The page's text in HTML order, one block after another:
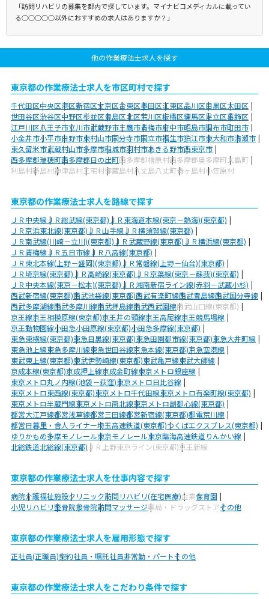
「訪問リハビリの募集を都内で探しています。マイナビコメディカルに載ってい
る○○○○○以外におすすめの求人はありますか？」
他の作業療法士求人を探す
東京都の作業療法士求人を市区町村で探す
千代田区中央区港区新宿区文京区台東区墨田区江東区品川区目黒区大田区
世田谷区渋谷区中野区杉並区豊島区北区荒川区板橋区練馬区足立区葛飾区
江戸川区八王子市立川市武蔵野市三鷹市青梅市府中市昭島市調布市町田市
小金井市小平市日野市東村山市国分寺市国立市福生市狛江市東大和市清瀬市
東久留米市武蔵村山市多摩市稲城市羽村市あきる野市西東京市
西多摩郡瑞穂町西多摩郡日の出町西多摩郡檜原村西多摩郡奥多摩町大島町
利島村新島村神津島村三宅村御蔵島村八丈島八丈町青ヶ島村小笠原村
東京都の作業療法士求人を路線で探す
ＪＲ中央線ＪＲ総武線(東京都)ＪＲ東海道本線(東京－熱海)(東京都)
ＪＲ京浜東北線(東京都)ＪＲ山手線ＪＲ横須賀線(東京都)
ＪＲ南武線(川崎－立川)(東京都)ＪＲ武蔵野線(東京都)ＪＲ横浜線(東京都)
ＪＲ青梅線ＪＲ五日市線ＪＲ八高線(東京都)
ＪＲ東北本線(上野－盛岡)(東京都)ＪＲ常磐線(上野－仙台)(東京都)
ＪＲ埼京線(東京都)ＪＲ高崎線(東京都)ＪＲ京葉線(東京－蘇我)(東京都)
ＪＲ中央本線(東京－松本)(東京都)ＪＲ湘南新宿ライン線(赤羽－武蔵小杉)
西武新宿線(東京都)西武池袋線(東京都)西武有楽町線西武豊島線西武国分寺線
西武多摩湖線西武多摩川線西武拝島線西武西武園線西武山口線(東京都)
京王線京王相模原線(東京都)京王井の頭線京王高尾線京王競馬場線
京王動物園線小田急小田原線(東京都)小田急多摩線(東京都)
東急東横線(東京都)東急目黒線(東京都)東急田園都市線(東京都)東急大井町線
東急池上線東急多摩川線東急世田谷線京急本線(東京都)京急空港線
東武東上線(東京都)東武伊勢崎線(東京都)東武亀戸線東武大師線
京成本線(東京都)京成押上線京成金町線東京メトロ銀座線
東京メトロ丸ノ内線(池袋－荻窪)東京メトロ日比谷線
東京メトロ東西線(東京都)東京メトロ千代田線東京メトロ有楽町線(東京都)
東京メトロ半蔵門線東京メトロ南北線東京メトロ副都心線(東京都)
都営大江戸線都営浅草線都営三田線都営新宿線(東京都)都電荒川線
都営日暮里・舎人ライナー埼玉高速鉄道(東京都)つくばエクスプレス(東京都)
ゆりかもめ多摩モノレール東京モノレール東京臨海高速鉄道りんかい線
北総鉄道北総線(東京都) ＪＲ上野東京ライン(東京都)京王新線
東京都の作業療法士求人を仕事内容で探す
病院介護福祉施設クリニック訪問リハビリ(在宅医療)企業保育園
小児リハビリ整骨院接骨院訪問マッサージ薬局・ドラッグストアその他
東京都の作業療法士求人を雇用形態で探す
正社員(正職員)契約社員・嘱託社員非常勤・パートその他
東京都の作業療法士求人をこだわり条件で探す